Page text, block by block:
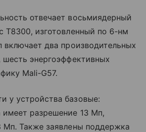
отвечает восьмиядерный
T8300, изготовленный по 6-нм
включает два производительных
энергоэффективных
Mali-G57.
у устройства базовые:
имеет разрешение 13 Мп,
Также заявлены поддержка